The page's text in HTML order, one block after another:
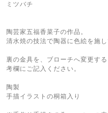
ミツバチ
陶芸家五福香菜子の作品。
清水焼の技法で陶器に色絵を施し
裏の金具を、ブローチへ変更す
考欄にご記入ください。
陶製
手描イラストの桐箱入り